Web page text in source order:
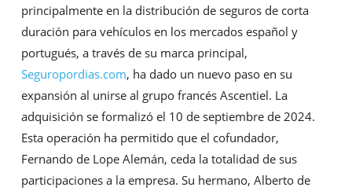
principalmente en la distribución de seguros de corta
duración para vehículos en los mercados español y
portugués, a través de su marca principal,
Seguropordias.com, ha dado un nuevo paso en su
expansión al unirse al grupo francés Ascentiel. La
adquisición se formalizó el 10 de septiembre de 2024.
Esta operación ha permitido que el cofundador,
Fernando de Lope Alemán, ceda la totalidad de sus
participaciones a la empresa. Su hermano, Alberto de